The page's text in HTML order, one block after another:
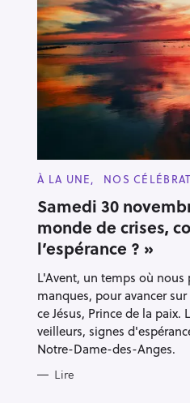
C
T
E
G
O
R
I
S
À LA UNE NOS
Samedi 30
monde de crises,
l’espérance ? »
L'Avent, un temps où
manques, pour avancer
ce Jésus, Prince de la paix.
veilleurs, signes
Notre-Dame-des-Anges.
Lire